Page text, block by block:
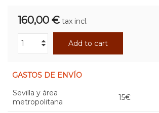
160,00 € tax incl.
Add to cart
GASTOS DE ENVÍO
Sevilla y área
metropolitana
15€